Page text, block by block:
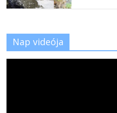
Nap videója